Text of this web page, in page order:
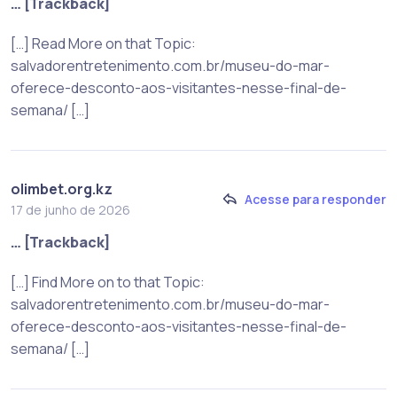
[…] Read More on that Topic:
salvadorentretenimento.com.br/museu-do-mar-
oferece-desconto-aos-visitantes-nesse-final-de-
semana/ […]
olimbet.org.kz
17 de junho de 2026
Acesse para responder
… [Trackback]
[…] Find More on to that Topic:
salvadorentretenimento.com.br/museu-do-mar-
oferece-desconto-aos-visitantes-nesse-final-de-
semana/ […]